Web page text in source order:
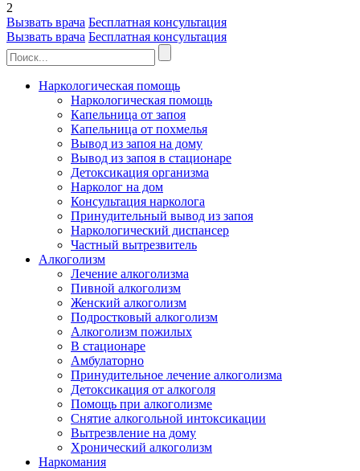
2
Вызвать врача Бесплатная консультация
Вызвать врача Бесплатная консультация
Наркологическая помощь
Наркологическая помощь
Капельница от запоя
Капельница от похмелья
Вывод из запоя на дому
Вывод из запоя в стационаре
Детоксикация организма
Нарколог на дом
Консультация нарколога
Принудительный вывод из запоя
Наркологический диспансер
Частный вытрезвитель
Алкоголизм
Лечение алкоголизма
Пивной алкоголизм
Женский алкоголизм
Подростковый алкоголизм
Алкоголизм пожилых
В стационаре
Амбулаторно
Принудительное лечение алкоголизма
Детоксикация от алкоголя
Помощь при алкоголизме
Снятие алкогольной интоксикации
Вытрезвление на дому
Хронический алкоголизм
Наркомания